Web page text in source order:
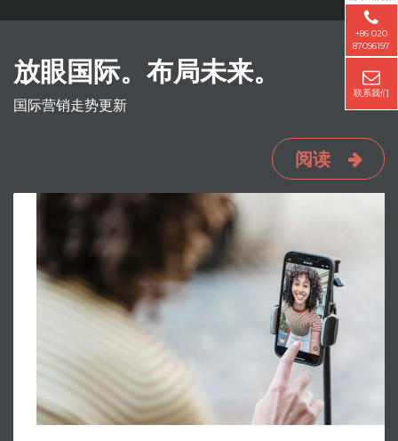
放眼国际。布局未来。
国际营销走势更新
阅读
+86 020
87096197
联系我们